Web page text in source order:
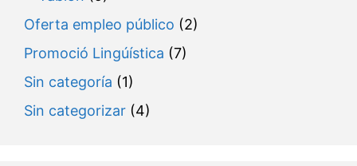
Oferta empleo público (2)
Promoció Lingúística (7)
Sin categoría (1)
Sin categorizar (4)